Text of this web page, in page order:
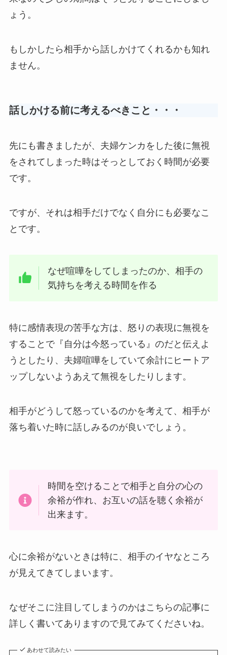
ょう。
もしかしたら相手から話しかけてくれるかも知れ
ません。
話しかける前に考えるべきこと・・・
先にも書きましたが、夫婦ケンカをした後に無視
をされてしまった時はそっとしておく時間が必要
です。
ですが、それは相手だけでなく自分にも必要なこ
とです。
なぜ喧嘩をしてしまったのか、相手の
気持ちを考える時間を作る
特に感情表現の苦手な方は、怒りの表現に無視を
することで『自分は今怒っている』のだと伝えよ
うとしたり、夫婦喧嘩をしていて余計にヒートア
ップしないようあえて無視をしたりします。
相手がどうして怒っているのかを考えて、相手が
落ち着いた時に話しみるのが良いでしょう。
時間を空けることで相手と自分の心の
余裕が作れ、お互いの話を聴く余裕が
出来ます。
心に余裕がないときは特に、相手のイヤなところ
が見えてきてしまいます。
なぜそこに注目してしまうのかはこちらの記事に
詳しく書いてありますので見てみてくださいね。
あわせて読みたい